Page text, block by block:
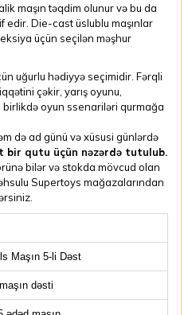
maşın təqdim olunur və bu da
edir. Die-cast üslublu maşınlar
üçün seçilən məşhur
uğurlu hədiyyə seçimidir. Fərqli
çəkir, yarış oyunu,
oyun ssenariləri qurmağa
də ad günü və xüsusi günlərdə
bir qutu üçün nəzərdə tutulub.
bilər və stokda mövcud olan
Supertoys mağazalarından
Maşın 5-li Dəst
dəsti